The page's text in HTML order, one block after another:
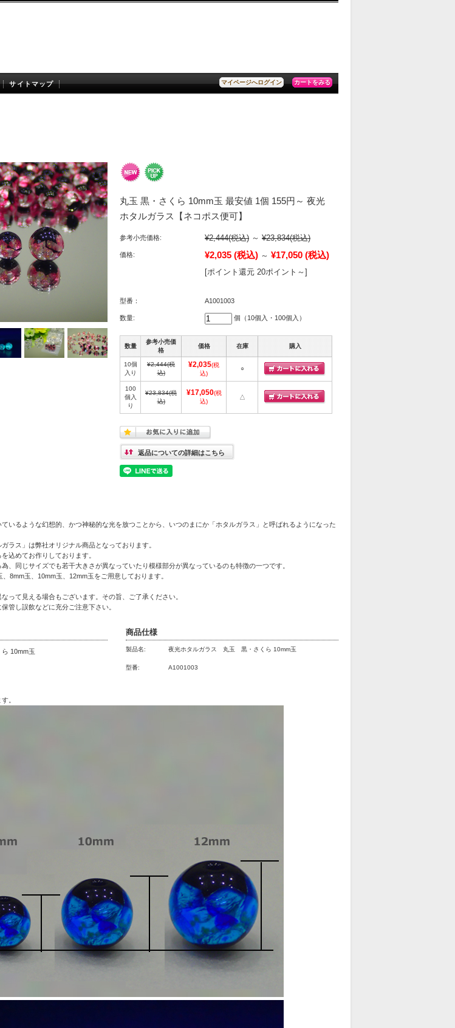
マイページへログイン カートをみる
サイトマップ
丸玉 黒・さくら 10mm玉 最安値 1個 155円～ 夜光
ホタルガラス【ネコポス便可】
参考小売価格: ¥2,444(税込) ～ ¥23,834(税込)
価格: ¥2,035 (税込) ～ ¥17,050 (税込)
[ポイント還元 20ポイント～]
型番： A1001003
数量: 個（10個入・100個入）
数量
参考小売価
格
価格 在庫 購入
10個
入り
¥2,444(税
込)
¥2,035(税
込)
○
100
個入
り
¥23,834(税
込)
¥17,050(税
込)
△
返品についての詳細はこちら
ているような幻想的、かつ神秘的な光を放つことから、いつのまにか「ホタルガラス」と呼ばれるようになった
ラス」は弊社オリジナル商品となっております。
込めてお作りしております。
、同じサイズでも若干大きさが異なっていたり模様部分が異なっているのも特徴の一つです。
8mm玉、10mm玉、12mm玉をご用意しております。
って見える場合もございます。その旨、ご了承ください。
管し誤飲などに充分ご注意下さい。
10mm玉
商品仕様
製品名: 夜光ホタルガラス 丸玉 黒・さくら 10mm玉
型番: A1001003
。